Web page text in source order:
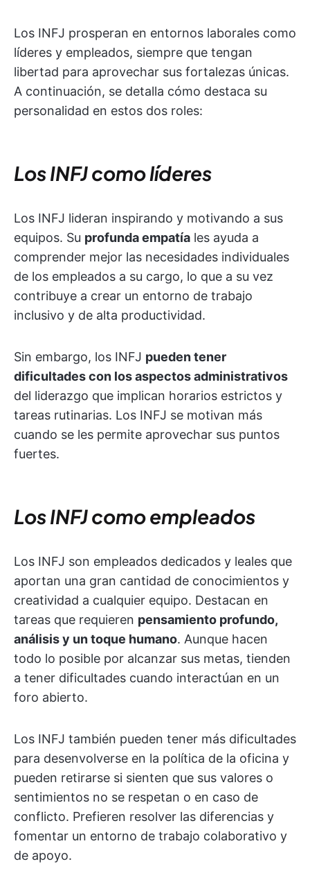
Los INFJ prosperan en entornos laborales como
líderes y empleados, siempre que tengan
libertad para aprovechar sus fortalezas únicas.
A continuación, se detalla cómo destaca su
personalidad en estos dos roles:
Los INFJ como líderes
Los INFJ lideran inspirando y motivando a sus
equipos. Su profunda empatía les ayuda a
comprender mejor las necesidades individuales
de los empleados a su cargo, lo que a su vez
contribuye a crear un entorno de trabajo
inclusivo y de alta productividad.
Sin embargo, los INFJ pueden tener
dificultades con los aspectos administrativos
del liderazgo que implican horarios estrictos y
tareas rutinarias. Los INFJ se motivan más
cuando se les permite aprovechar sus puntos
fuertes.
Los INFJ como empleados
Los INFJ son empleados dedicados y leales que
aportan una gran cantidad de conocimientos y
creatividad a cualquier equipo. Destacan en
tareas que requieren pensamiento profundo,
análisis y un toque humano. Aunque hacen
todo lo posible por alcanzar sus metas, tienden
a tener dificultades cuando interactúan en un
foro abierto.
Los INFJ también pueden tener más dificultades
para desenvolverse en la política de la oficina y
pueden retirarse si sienten que sus valores o
sentimientos no se respetan o en caso de
conflicto. Prefieren resolver las diferencias y
fomentar un entorno de trabajo colaborativo y
de apoyo.